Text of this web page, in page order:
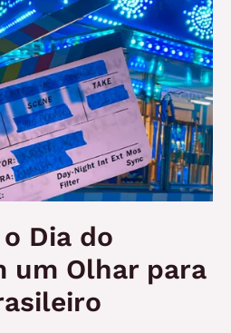
Dia do
um Olhar para